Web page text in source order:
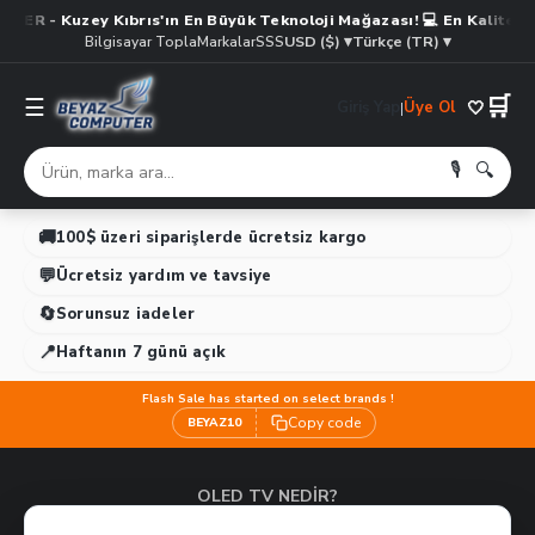
Kıbrıs'ın En Büyük Teknoloji Mağazası! 💻 En Kaliteli
Bilgisayar ToplaMarkalarSSSUSD ($) ▾Türkçe (TR) ▾
☰
🎙️ 🔍
|Üye Ol 🤍 🛒
🚚100$ üzeri siparişlerde ücretsiz kargo
💬Ücretsiz yardım ve tavsiye
🔄Sorunsuz iadeler
📍Haftanın 7 günü açık
Flash Sale has started on select brands !
BEYAZ10
Copy code
OLED TV NEDIR?